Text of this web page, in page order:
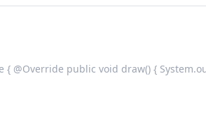
{ @Override public void draw() {